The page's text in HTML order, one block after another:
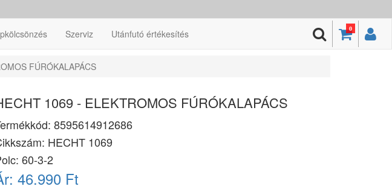
0
Szerviz Utánfutó értékesítés
FÚRÓKALAPÁCS
1069 - ELEKTROMOS FÚRÓKALAPÁCS
8595614912686
HECHT 1069
60-3-2
46.990 Ft